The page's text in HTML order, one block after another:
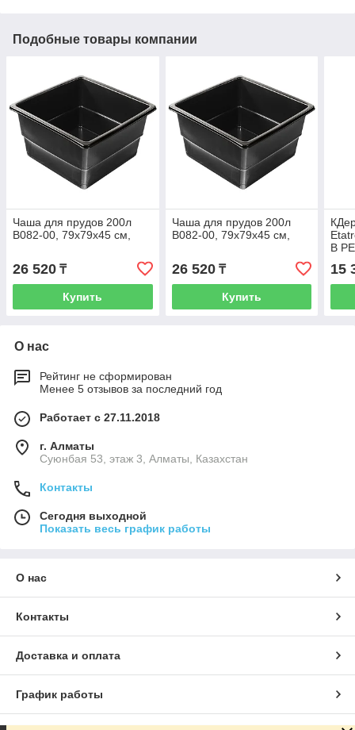
Подобные товары компании
Чаша для прудов 200л
B082-00, 79х79х45 см,
26 520 ₸
Купить
Чаша для прудов 200л
B082-00, 79х79х45 см,
26 520₸
Купить
B
15
О нас
Рейтинг не сформирован
Менее 5 отзывов за последний год
Работает с 27.11.2018
г. Алматы
Суюнбая 53, этаж 3, Алматы, Казахстан
Контакты
Сегодня выходной
Показать весь график работы
О нас
Контакты
Доставка и оплата
График работы